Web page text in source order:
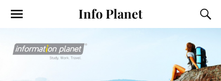
Info Planet